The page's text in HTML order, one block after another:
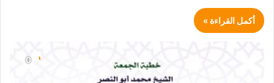
أكمل القراءة »